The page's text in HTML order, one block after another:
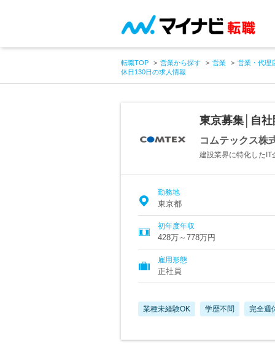
転職TOP 営業から探す 営業
営業・代理
休日130日の求人情報
東京募集│自
コムテックス株
建設業界に特化した
勤務地
東京都
初年度年収
428万～778万円
雇用形態
正社員
業種未経験OK 学歴不問 完全週